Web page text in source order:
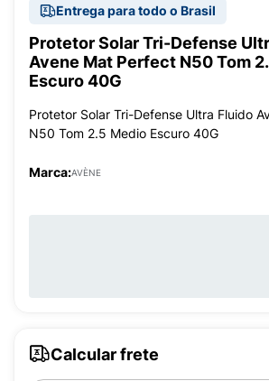
Entrega para todo o Brasil
Protetor Solar Tri-Defense
Avene Mat Perfect N50 Tom
Escuro 40G
Protetor Solar Tri-Defense Ultra Fluido
N50 Tom 2.5 Medio Escuro 40G
Marca:AVÈNE
Calcular frete